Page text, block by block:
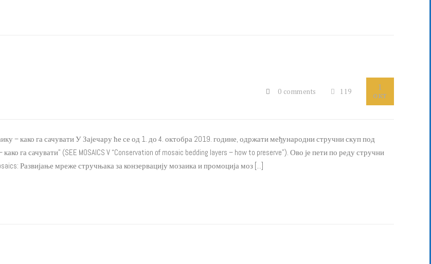
0 comments 119 1
окт
– како га сачувати У Зајечару ће се од 1. до 4. октобра 2019. године, одржати међународни стручни скуп под
га сачувати” (SEE MOSAICS V “Conservation of mosaic bedding layers – how to preserve”). Ово је пети по реду стручни
Развијање мреже стручњака за конзервацију мозаика и промоција моз [...]